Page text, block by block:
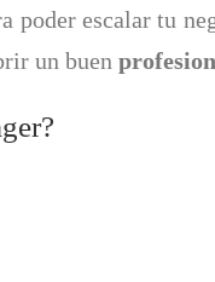
poder escalar tu
un buen